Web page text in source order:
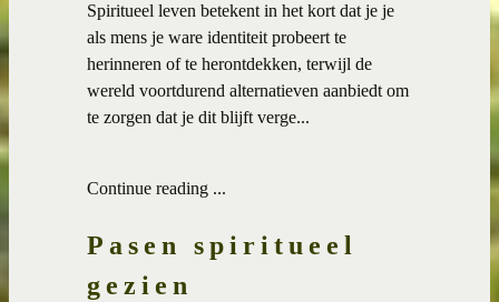
Spiritueel leven betekent in het kort dat je je
als mens je ware identiteit probeert te
herinneren of te herontdekken, terwijl de
wereld voortdurend alternatieven aanbiedt om
te zorgen dat je dit blijft verge...
Continue reading ...
Pasen spiritueel
gezien